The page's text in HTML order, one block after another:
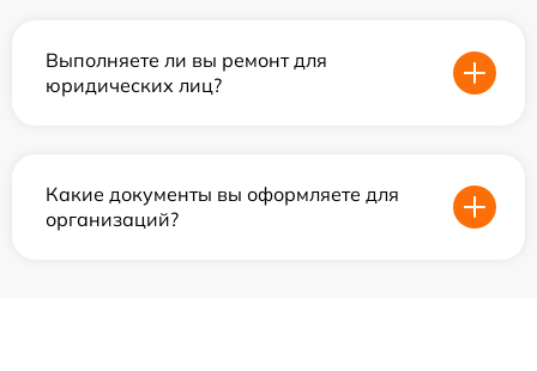
Выполняете ли вы ремонт для
юридических лиц?
Какие документы вы оформляете для
организаций?